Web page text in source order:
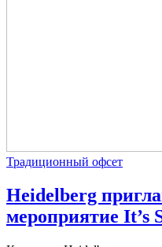
Традиционный офсет
Heidelberg
мероприятие It’s